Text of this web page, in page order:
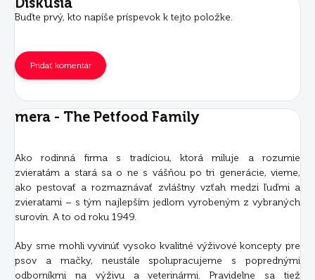
Buďte prvý, kto napíše príspevok k tejto položke.
Pridať komentár
mera - The Petfood Family
Ako rodinná firma s tradíciou, ktorá miluje a rozumie
zvieratám a stará sa o ne s vášňou po tri generácie, vieme,
ako pestovať a rozmaznávať zvláštny vzťah medzi ľuďmi a
zvieratami – s tým najlepším jedlom vyrobeným z vybraných
surovín. A to od roku 1949.
Aby sme mohli vyvinúť vysoko kvalitné výživové koncepty pre
psov a mačky, neustále spolupracujeme s poprednými
odborníkmi na výživu a veterinármi. Pravidelne sa tiež